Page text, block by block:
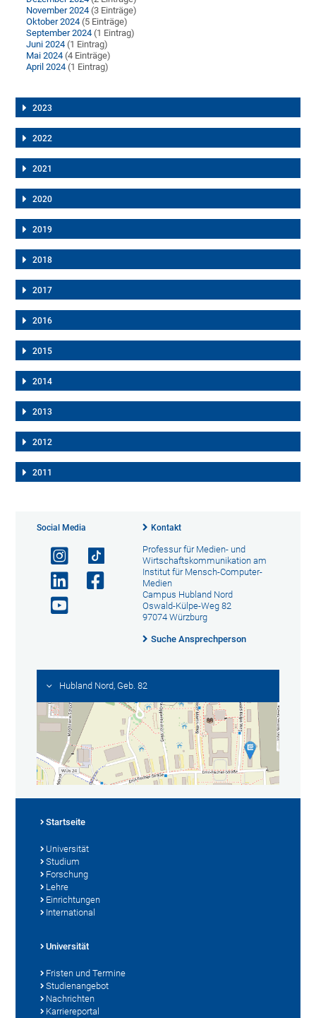
November 2024 (3 Einträge)
Oktober 2024 (5 Einträge)
September 2024 (1 Eintrag)
Juni 2024 (1 Eintrag)
Mai 2024 (4 Einträge)
April 2024 (1 Eintrag)
2023
2022
2021
2020
2019
2018
2017
2016
2015
2014
2013
2012
2011
Social Media Kontakt
Professur für Medien- und
Wirtschaftskommunikation am
Institut für Mensch-Computer-
Medien
Campus Hubland Nord
Oswald-Külpe-Weg 82
97074 Würzburg
Suche Ansprechperson
Hubland Nord, Geb. 82
Startseite
Universität
Studium
Forschung
Lehre
Einrichtungen
International
Universität
Fristen und Termine
Studienangebot
Nachrichten
Karriereportal